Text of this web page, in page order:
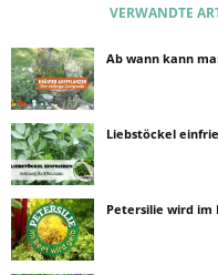
VERWANDTE
Ab wann kann
Liebstöckel
Petersilie wird im